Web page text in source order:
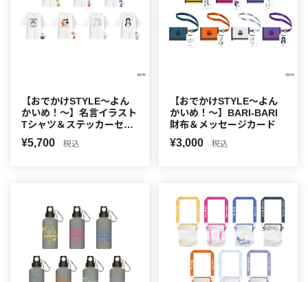
【おでかけSTYLE～よん
かいめ！～】名言イラスト
Tシャツ＆ステッカーセッ
ト
¥5,700 税込
【おでかけSTYLE～よん
かいめ！～】BARI-BARI
財布＆メッセージカード
¥3,000 税込